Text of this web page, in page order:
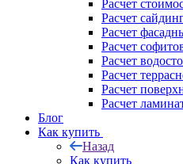
Расчет
Расчет
Расчет
Расчет
Расчет
Расчет
Расчет
Расчет
Блог
Как купить
Назад
Как купить